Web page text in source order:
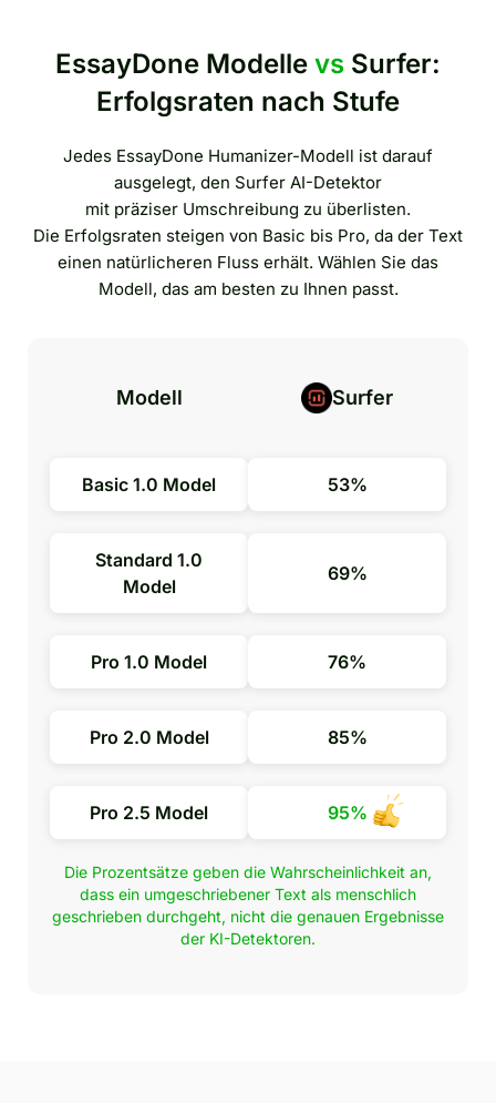
EssayDone Modelle vs Surfer:
Erfolgsraten nach Stufe
Jedes EssayDone Humanizer-Modell ist darauf
ausgelegt, den Surfer AI-Detektor
mit präziser Umschreibung zu überlisten.
Die Erfolgsraten steigen von Basic bis Pro, da der Text
einen natürlicheren Fluss erhält. Wählen Sie das
Modell, das am besten zu Ihnen passt.
Modell Surfer
Basic 1.0 Model 53%
Standard 1.0
Model
69%
Pro 1.0 Model 76%
Pro 2.0 Model 85%
Pro 2.5 Model 95%
Die Prozentsätze geben die Wahrscheinlichkeit an,
dass ein umgeschriebener Text als menschlich
geschrieben durchgeht, nicht die genauen Ergebnisse
der KI-Detektoren.